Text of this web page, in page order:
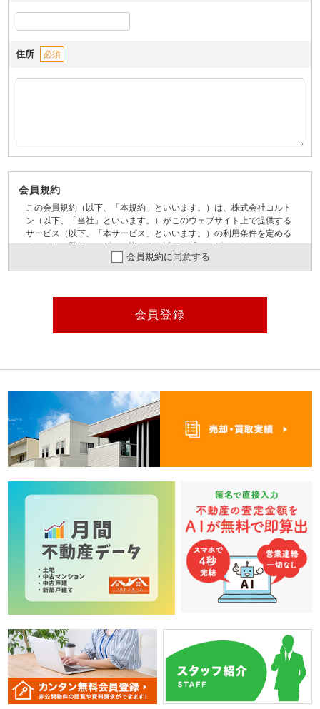
住所 必須
会員規約
この会員規約（以下、「本規約」といいます。）は、株式会社コルト
ン（以下、「当社」といいます。）がこのウェブサイト上で提供する
サービス（以下、「本サービス」といいます。）の利用条件を定める
ものです。登録ユーザーの皆さま（以下、「ユーザー」といいま
す。）には、本規約に従って、本サービスをご利用いただきます。
本規約は、ユーザーと当社との間の本サービスの利用に関わる一切
がこれを承認することによって、利用登録が完了するものとしま
す。
当社は、利用登録の申請者に以下の事由があると判断した場合、
利用登録の申請を承認しないことがあり、その理由については一
切の開示義務を負わないものとします。
（1）利用登録の申請に際して虚偽の事項を届け出た場合
（3）その他、当社が利用登録を相当でないと判断した場合
第3条（ユーザーIDおよびパスワードの管理）
ユーザーは、自己の責任において、本サービスのユーザーIDおよ
びパスワードを管理するものとします。
ユーザーは、いかなる場合にも、ユーザーIDおよびパスワードを
第三者に譲渡または貸与することはできません。当社は、ユーザ
ーIDとパスワードの組み合わせが登録情報と一致してログインさ
第4条（利用料金）
本サービスは無償で利用できるものとします。
第5条（禁止事項）
会員規約に同意する